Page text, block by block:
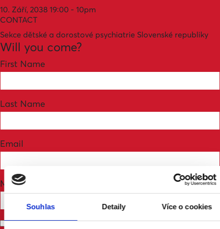
Souhlas Detaily Více o cookies
10. Září, 2038 19:00 - 10pm
CONTACT
Sekce dětské a dorostové psychiatrie Slovenské republiky
Will you come?
First Name
Last Name
Email
Mobile phone (optional)
Send me email updates